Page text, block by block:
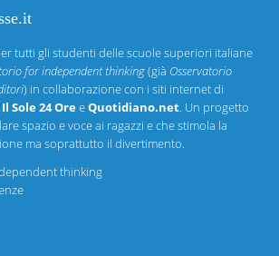
tutti gli studenti delle scuole superiori italiane
for independent thinking(già Osservatorio
) in collaborazione con i siti internet di
Il Sole 24 OreeQuotidiano.net. Un progetto
spazio e voce ai ragazzi e che stimola la
ma soprattutto il divertimento.
thinking